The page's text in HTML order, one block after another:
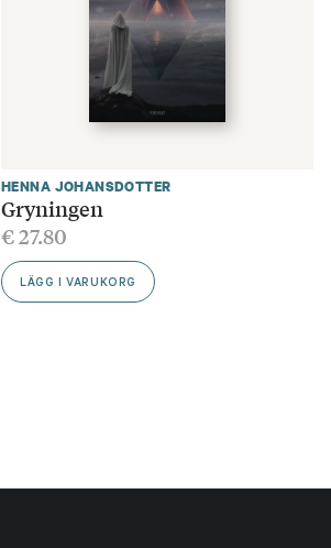
HENNA JOHANSDOTTER
Gryningen
€27.80
LÄGG I VARUKORG